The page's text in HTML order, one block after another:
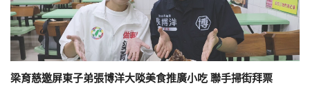
梁育慈邀屏東子弟張博洋大啖美食推廣小吃 聯手掃街拜票